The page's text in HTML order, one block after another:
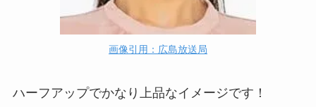
画像引用：広島放送局
ハーフアップでかなり上品なイメージです！